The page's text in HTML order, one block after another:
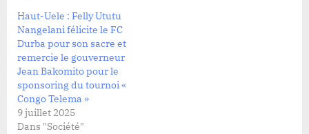
Haut-Uele : Felly Ututu
Nangelani félicite le FC
Durba pour son sacre et
remercie le gouverneur
Jean Bakomito pour le
sponsoring du tournoi «
Congo Telema »
9 juillet 2025
Dans "Société"